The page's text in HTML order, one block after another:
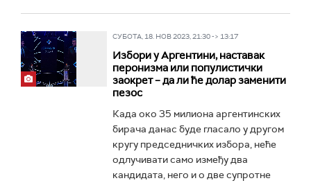
СУБОТА, 18. НОВ 2023, 21:30 -> 13:17
Избори у Аргентини, наставак
перонизма или популистички
заокрет – да ли ће долар заменити
пезос
Када око 35 милиона аргентинских
бирача данас будe гласалo у другом
кругу председничких избора, неће
одлучивати само између два
кандидата, него и о две супротне